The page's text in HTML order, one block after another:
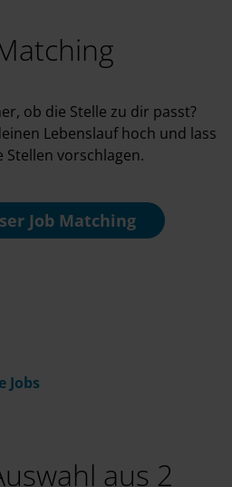
ob die Stelle zu dir passt?
Lebenslauf hoch und lass
Stellen vorschlagen.
Job Matching
Jobs
aus 2